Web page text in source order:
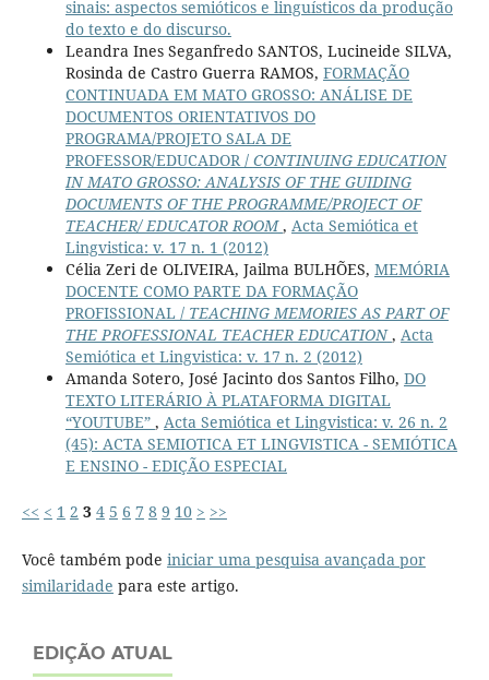
sinais: aspectos semióticos e linguísticos da produção
do texto e do discurso.
Leandra Ines Seganfredo SANTOS, Lucineide SILVA,
Rosinda de Castro Guerra RAMOS, FORMAÇÃO
CONTINUADA EM MATO GROSSO: ANÁLISE DE
DOCUMENTOS ORIENTATIVOS DO
PROGRAMA/PROJETO SALA DE
PROFESSOR/EDUCADOR / CONTINUING EDUCATION
IN MATO GROSSO: ANALYSIS OF THE GUIDING
DOCUMENTS OF THE PROGRAMME/PROJECT OF
TEACHER/ EDUCATOR ROOM , Acta Semiótica et
Lingvistica: v. 17 n. 1 (2012)
Célia Zeri de OLIVEIRA, Jailma BULHÕES, MEMÓRIA
DOCENTE COMO PARTE DA FORMAÇÃO
PROFISSIONAL / TEACHING MEMORIES AS PART OF
THE PROFESSIONAL TEACHER EDUCATION , Acta
Semiótica et Lingvistica: v. 17 n. 2 (2012)
Amanda Sotero, José Jacinto dos Santos Filho, DO
TEXTO LITERÁRIO À PLATAFORMA DIGITAL
“YOUTUBE” , Acta Semiótica et Lingvistica: v. 26 n. 2
(45): ACTA SEMIOTICA ET LINGVISTICA - SEMIÓTICA
E ENSINO - EDIÇÃO ESPECIAL
<< < 1 2 3 4 5 6 7 8 9 10 > >>
Você também pode iniciar uma pesquisa avançada por
similaridade para este artigo.
EDIÇÃO ATUAL